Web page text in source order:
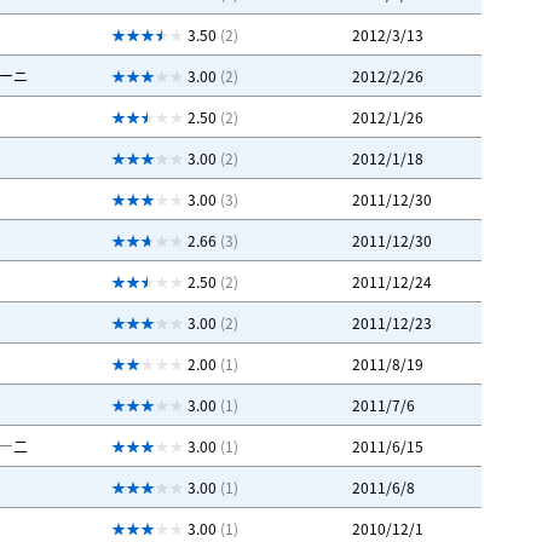
3.50 (2)
2012/3/13
ニ
3.00 (2)
2012/2/26
2.50 (2)
2012/1/26
3.00 (2)
2012/1/18
3.00 (3)
2011/12/30
2.66 (3)
2011/12/30
2.50 (2)
2011/12/24
3.00 (2)
2011/12/23
2.00 (1)
2011/8/19
3.00 (1)
2011/7/6
二
3.00 (1)
2011/6/15
3.00 (1)
2011/6/8
3.00 (1) 2010/12/1